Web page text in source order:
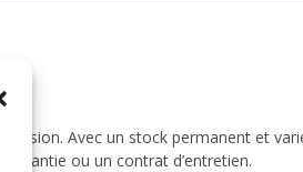
Avec un stock permanent et
ou un contrat d’entretien.